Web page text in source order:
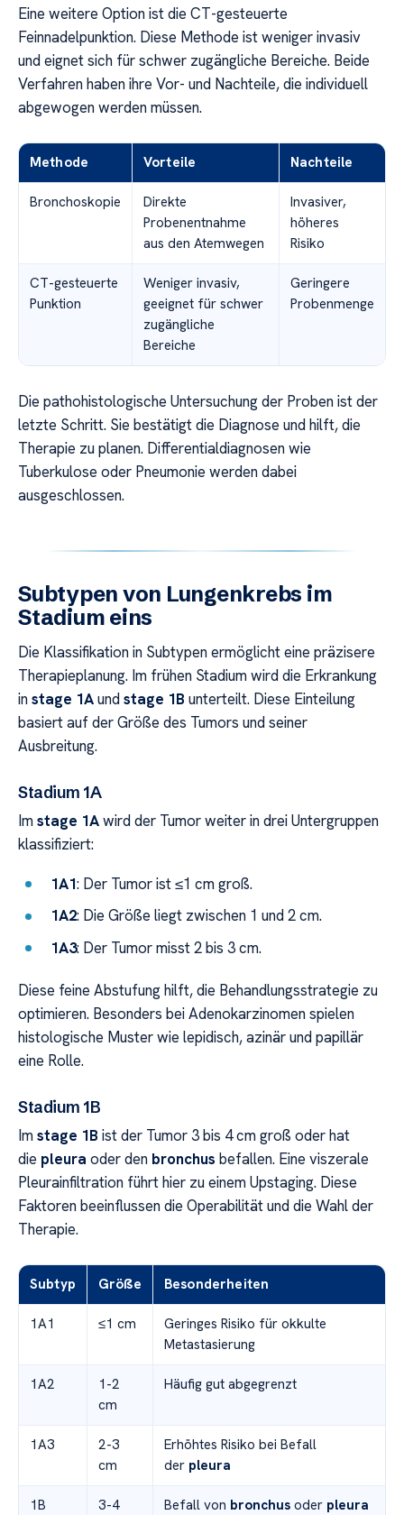
Eine weitere Option ist die CT-gesteuerte
Feinnadelpunktion. Diese Methode ist weniger invasiv
und eignet sich für schwer zugängliche Bereiche. Beide
Verfahren haben ihre Vor- und Nachteile, die individuell
abgewogen werden müssen.
Methode Vorteile Nachteile
Bronchoskopie
Direkte
Probenentnahme
aus den Atemwegen
Invasiver,
höheres
Risiko
CT-gesteuerte
Punktion
Weniger invasiv,
geeignet für schwer
zugängliche
Bereiche
Geringere
Probenmenge
Die pathohistologische Untersuchung der Proben ist der
letzte Schritt. Sie bestätigt die Diagnose und hilft, die
Therapie zu planen. Differentialdiagnosen wie
Tuberkulose oder Pneumonie werden dabei
ausgeschlossen.
Subtypen von Lungenkrebs im
Stadium eins
Die Klassifikation in Subtypen ermöglicht eine präzisere
Therapieplanung. Im frühen Stadium wird die Erkrankung
instage 1Aundstage 1B unterteilt. Diese Einteilung
basiert auf der Größe des Tumors und seiner
Ausbreitung.
Stadium 1A
Imstage 1Awird der Tumor weiter in drei Untergruppen
klassifiziert:
1A1: Der Tumor ist ≤1 cm groß.
1A2: Die Größe liegt zwischen 1 und 2 cm.
1A3: Der Tumor misst 2 bis 3 cm.
Diese feine Abstufung hilft, die Behandlungsstrategie zu
optimieren. Besonders bei Adenokarzinomen spielen
histologische Muster wie lepidisch, azinär und papillär
eine Rolle.
Stadium 1B
Imstage 1B ist der Tumor 3 bis 4 cm groß oder hat
die pleura oder den bronchus befallen. Eine viszerale
Pleurainfiltration führt hier zu einem Upstaging. Diese
Faktoren beeinflussen die Operabilität und die Wahl der
Therapie.
Subtyp Größe Besonderheiten
1A1 ≤1 cm
Geringes Risiko für okkulte
Metastasierung
1A2
1-2
cm
Häufig gut abgegrenzt
1A3
2-3
cm
Erhöhtes Risiko bei Befall
der pleura
1B
3-4
Befall von bronchus oder pleura